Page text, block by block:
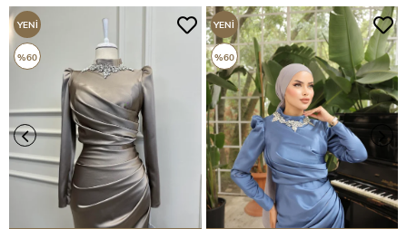
YENI
ÜRÜN
%60
YENI
ÜRÜN
%60